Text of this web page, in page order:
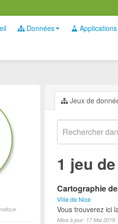
Données Applications
Jeux de
1 jeu
Cartographie
Ville de Nice
Vous trouverez ici
Mise à jour: 17 Mai 2019